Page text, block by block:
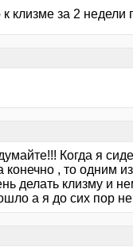
клизме за 2
Когда я
, то одним
делать клизму и
а я до сих пор